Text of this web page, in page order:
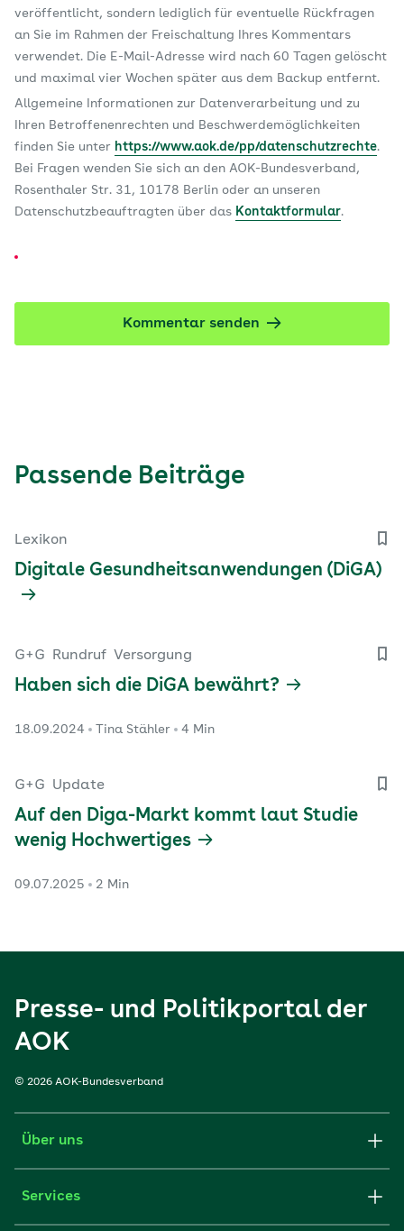
veröffentlicht, sondern lediglich für eventuelle Rückfragen
an Sie im Rahmen der Freischaltung Ihres Kommentars
verwendet. Die E-Mail-Adresse wird nach 60 Tagen gelöscht
und maximal vier Wochen später aus dem Backup entfernt.
Allgemeine Informationen zur Datenverarbeitung und zu
Ihren Betroffenenrechten und Beschwerdemöglichkeiten
finden Sie unter https://www.aok.de/pp/datenschutzrechte.
Bei Fragen wenden Sie sich an den AOK-Bundesverband,
Rosenthaler Str. 31, 10178 Berlin oder an unseren
Datenschutzbeauftragten über das Kontaktformular.
Kommentar senden
Passende Beiträge
Lexikon
Digitale Gesundheitsanwendungen (DiGA)
G+G Rundruf Versorgung
Haben sich die DiGA bewährt?
18.09.2024 Tina Stähler 4 Min
G+G Update
Auf den Diga-Markt kommt laut Studie
wenig Hochwertiges
09.07.2025 2 Min
Presse- und Politikportal der
AOK
© 2026 AOK-Bundesverband
Über uns
Services